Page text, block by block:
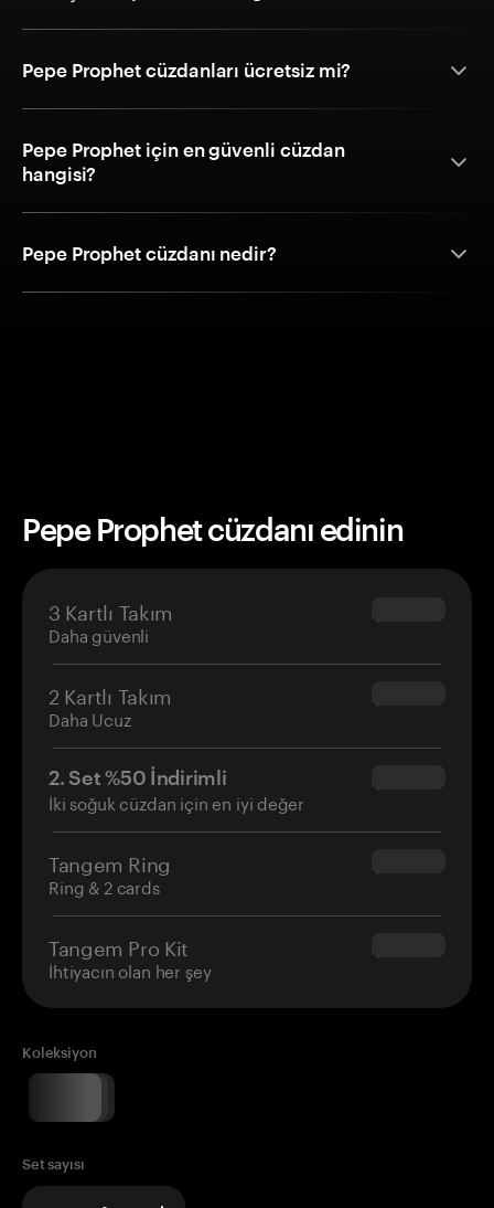
Pepe Prophet cüzdanları ücretsiz mi?
Pepe Prophet için en güvenli cüzdan
hangisi?
Pepe Prophet cüzdanı nedir?
Pepe Prophet cüzdanı edinin
3 Kartlı Takım
Daha güvenli
$69.90
2 Kartlı Takım
Daha Ucuz
$54.90
2. Set %50 İndirimli
İki soğuk cüzdan için en iyi değer
$34.95
Tangem Ring
Ring & 2 cards
$160.00
Tangem Pro Kit
İhtiyacın olan her şey
$180.00
Koleksiyon
Set sayısı